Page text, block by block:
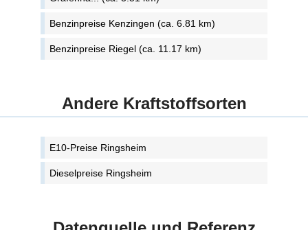
Benzinpreise Kenzingen (ca. 6.81 km)
Benzinpreise Riegel (ca. 11.17 km)
Andere Kraftstoffsorten
E10-Preise Ringsheim
Dieselpreise Ringsheim